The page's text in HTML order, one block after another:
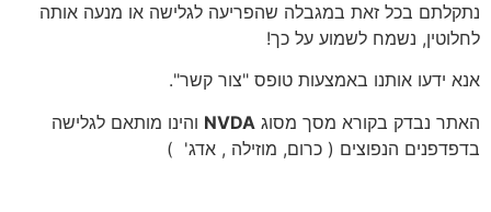
נתקלתם בכל זאת במגבלה שהפריעה לגלישה או מנעה אותה
לחלוטין, נשמח לשמוע על כך!
אנא ידעו אותנו באמצעות טופס "צור קשר".
האתר נבדק בקורא מסך מסוג NVDA והינו מותאם לגלישה
בדפדפנים הנפוצים ( כרום, מוזילה , אדג' )